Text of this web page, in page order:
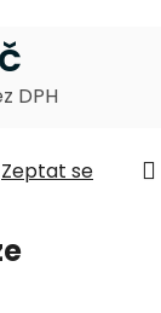
DPH
Zeptat se